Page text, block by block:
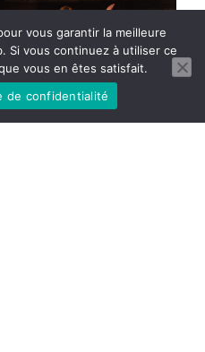
vous garantir la meilleure
Si vous continuez à utiliser ce
vous en êtes satisfait.
de confidentialité